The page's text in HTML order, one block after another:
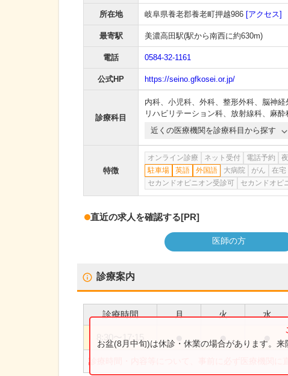
所在地 岐阜県養老郡養老町押越986 [アクセス]
最寄駅 美濃高田駅(駅から南西に約630m)
電話 0584-32-1161
公式HP https://seino.gfkosei.or.jp/
診療科目
内科、 小児科、 外科、 整形外科、 脳神経
リハビリテーション科、 放射線科、 麻酔
近くの医療機関を診療科目から探す
特徴
オンライン診療 ネット受付 電話予約
駐車場
英語 外国語 大病院 がん 在宅
セカンドオピニオン受診可
セカンドオピ
直近の求人を確認する[PR]
医師の方
診療案内
診療時間 月 火 水
8:30 17:15 ● ●
診療時間・内容等について、事前に必ず医療機関に
お盆(8月中旬)は休診・休業の場合があります。来